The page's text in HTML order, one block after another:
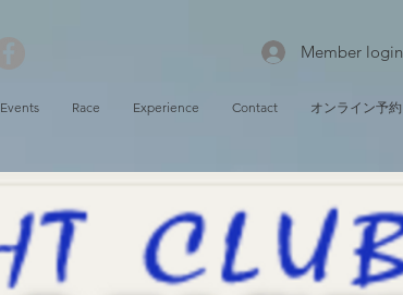
Member login
Events Race Experience Contact オンライン予約